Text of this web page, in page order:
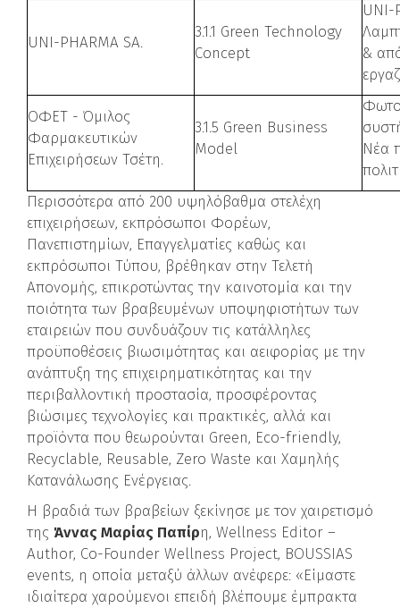
UNI-PHARMA SA.
3.1.1 Green Technology
Concept
UNI-
&
ΟΦΕΤ - Όμιλος
Φαρμακευτικών
Επιχειρήσεων Τσέτη.
3.1.5 Green Business
Model
Νέα
Περισσότερα από 200 υψηλόβαθμα στελέχη
επιχειρήσεων, εκπρόσωποι Φορέων,
Πανεπιστημίων, Επαγγελματίες καθώς και
εκπρόσωποι Τύπου, βρέθηκαν στην Τελετή
Απονομής, επικροτώντας την καινοτομία και την
ποιότητα των βραβευμένων υποψηφιοτήτων των
εταιρειών που συνδυάζουν τις κατάλληλες
προϋποθέσεις βιωσιμότητας και αειφορίας με την
ανάπτυξη της επιχειρηματικότητας και την
περιβαλλοντική προστασία, προσφέροντας
βιώσιμες τεχνολογίες και πρακτικές, αλλά και
προϊόντα που θεωρούνται Green, Eco-friendly,
Recyclable, Reusable, Zero Waste και Χαμηλής
Κατανάλωσης Ενέργειας.
Η βραδιά των βραβείων ξεκίνησε με τον χαιρετισμό
της Άννας Μαρίας Παπίρη, Wellness Editor –
Author, Co-Founder Wellness Project, BOUSSIAS
events, η οποία μεταξύ άλλων ανέφερε: «Είμαστε
ιδιαίτερα χαρούμενοι επειδή βλέπουμε έμπρακτα